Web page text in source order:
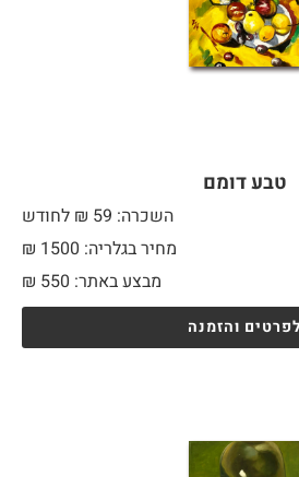
טבע דומם
השכרה: 59 ₪ לחודש
מחיר בגלריה: 1500 ₪
מבצע באתר:
₪ 550
לפרטים והזמנה